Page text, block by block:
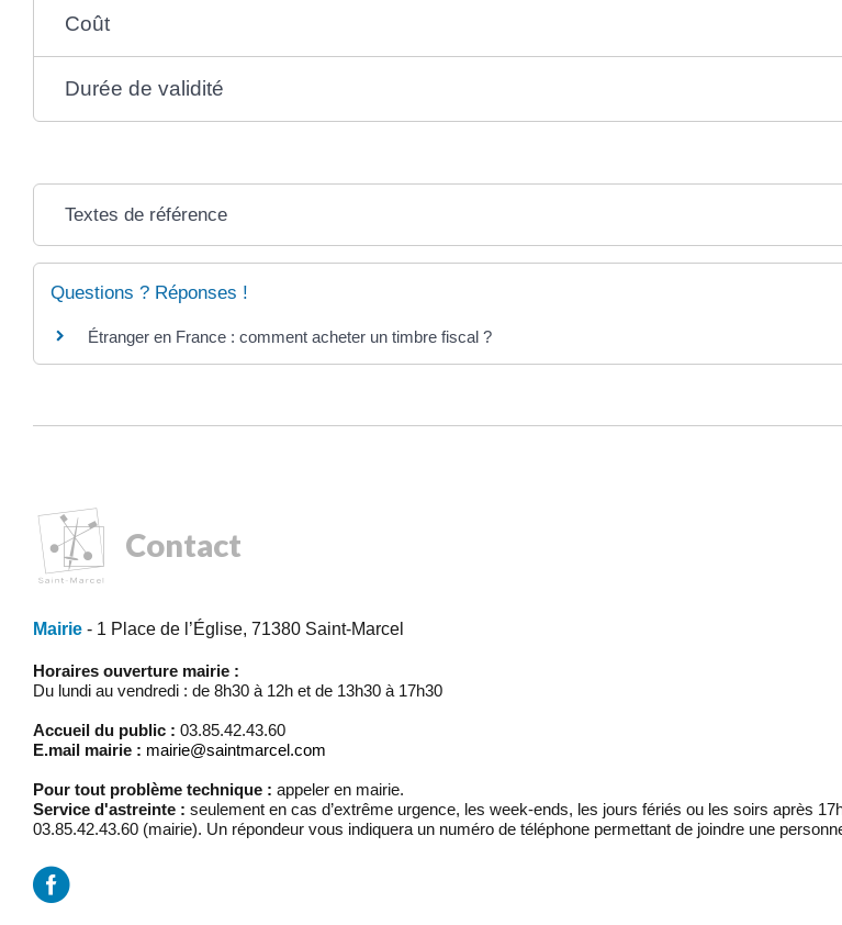
Coût
Durée de validité
Textes de référence
Questions ? Réponses !
Étranger en France : comment acheter un timbre fiscal ?
Contact
Mairie - 1 Place de l’Église, 71380 Saint-Marcel
Horaires ouverture mairie :
Du lundi au vendredi : de 8h30 à 12h et de 13h30 à 17h30
Accueil du public : 03.85.42.43.60
E.mail mairie : mairie@saintmarcel.com
Pour tout problème technique : appeler en mairie.
Service d'astreinte : seulement en cas d’extrême urgence, les week-ends, les jours fériés ou les soirs après
03.85.42.43.60 (mairie). Un répondeur vous indiquera un numéro de téléphone permettant de joindre une